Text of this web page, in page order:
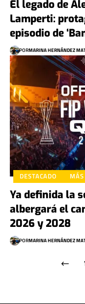
El legado de
Lamperti:
episodio de
PORMARINA HERNÁNDEZ
DESTACADO
Ya definida la
albergará el
2026 y 2028
PORMARINA HERNÁNDEZ